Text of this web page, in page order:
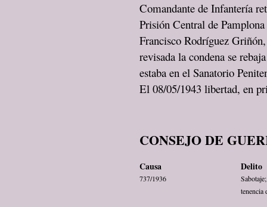
Comandante de Infantería
Prisión Central de
Francisco Rodríguez
revisada la condena se
estaba en el Sanatorio
El 08/05/1943 libertad, en
CONSEJO DE
Causa Delito
737/1936
tenencia